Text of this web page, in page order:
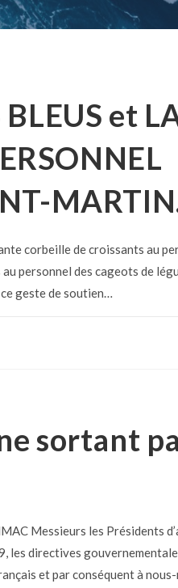
BLEUS et
corbeille de croissants au
personnel des cageots de
geste de soutien…
sortant
Messieurs les Présidents
les directives
et par conséquent à